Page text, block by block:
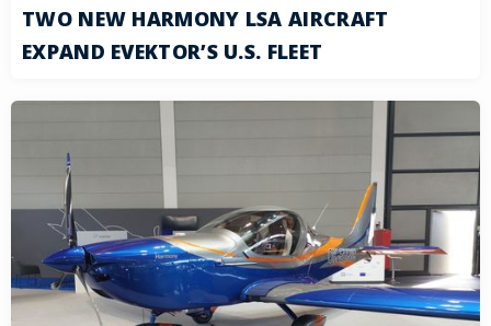
TWO NEW HARMONY LSA AIRCRAFT
EXPAND EVEKTOR’S U.S. FLEET